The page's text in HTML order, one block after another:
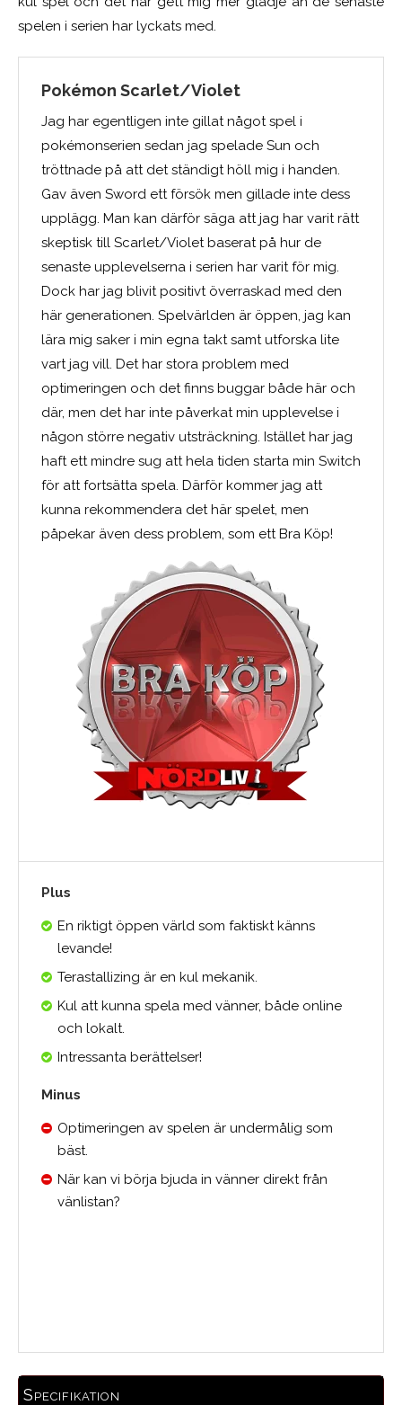
spelen i serien har lyckats med.
Pokémon Scarlet/Violet
Jag har egentligen inte gillat något spel i
pokémonserien sedan jag spelade Sun och
tröttnade på att det ständigt höll mig i handen.
Gav även Sword ett försök men gillade inte dess
upplägg. Man kan därför säga att jag har varit rätt
skeptisk till Scarlet/Violet baserat på hur de
senaste upplevelserna i serien har varit för mig.
Dock har jag blivit positivt överraskad med den
här generationen. Spelvärlden är öppen, jag kan
lära mig saker i min egna takt samt utforska lite
vart jag vill. Det har stora problem med
optimeringen och det finns buggar både här och
där, men det har inte påverkat min upplevelse i
någon större negativ utsträckning. Istället har jag
haft ett mindre sug att hela tiden starta min Switch
för att fortsätta spela. Därför kommer jag att
kunna rekommendera det här spelet, men
påpekar även dess problem, som ett Bra Köp!
Plus
En riktigt öppen värld som faktiskt känns
levande!
Terastallizing är en kul mekanik.
Kul att kunna spela med vänner, både online
och lokalt.
Intressanta berättelser!
Minus
Optimeringen av spelen är undermålig som
bäst.
När kan vi börja bjuda in vänner direkt från
vänlistan?
Specifikation